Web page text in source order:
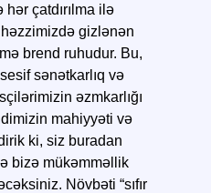
hər çatdırılma ilə
gizlənən
brend ruhudur. Bu,
sənətkarlıq və
əzmkarlığı
mahiyyəti və
ki, siz buradan
bizə mükəmməllik
Növbəti “sıfır